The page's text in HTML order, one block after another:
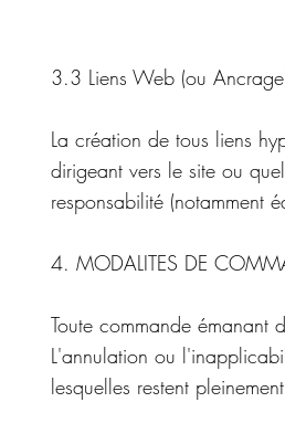
3.3 Liens Web (ou
La création de tous liens
dirigeant vers le site ou
responsabilité (notamment
4. MODALITES DE
Toute commande émanant
L'annulation ou
lesquelles restent